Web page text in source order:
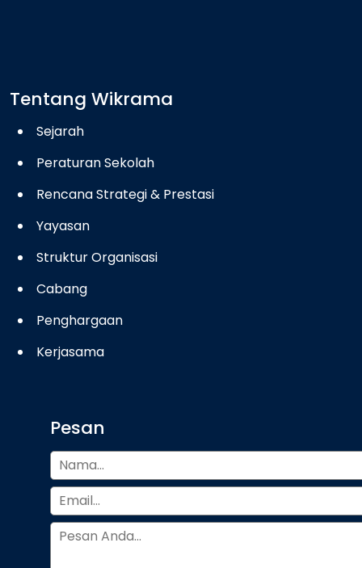
Tentang Wikrama
Sejarah
Peraturan Sekolah
Rencana Strategi & Prestasi
Yayasan
Struktur Organisasi
Cabang
Penghargaan
Kerjasama
Pesan